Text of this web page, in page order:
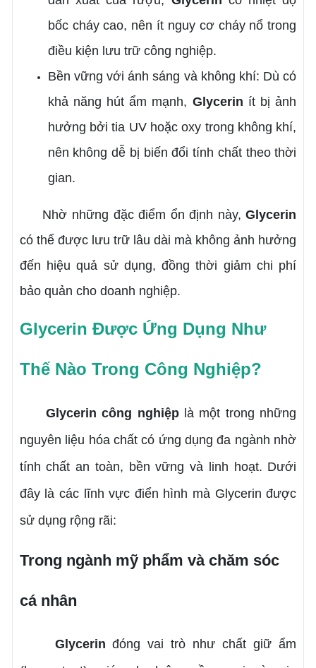
bốc cháy cao, nên ít nguy cơ cháy nổ trong
điều kiện lưu trữ công nghiệp.
Bền vững với ánh sáng và không khí: Dù có
khả năng hút ẩm mạnh, Glycerin ít bị ảnh
hưởng bởi tia UV hoặc oxy trong không khí,
nên không dễ bị biến đổi tính chất theo thời
gian.
Nhờ những đặc điểm ổn định này,Glycerin
có thể được lưu trữ lâu dài mà không ảnh hưởng
đến hiệu quả sử dụng, đồng thời giảm chi phí
bảo quản cho doanh nghiệp.
Glycerin Được Ứng Dụng Như
Thế Nào Trong Công Nghiệp?
Glycerin công nghiệplà một trong những
nguyên liệu hóa chất có ứng dụng đa ngành nhờ
tính chất an toàn, bền vững và linh hoạt. Dưới
đây là các lĩnh vực điển hình mà Glycerin được
sử dụng rộng rãi:
Trong ngành mỹ phẩm và chăm sóc
cá nhân
Glycerin đóng vai trò như chất giữ ẩm